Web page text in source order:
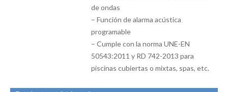
de ondas
– Función de alarma acústica
programable
– Cumple con la norma UNE-EN
50543:2011 y RD 742-2013 para
piscinas cubiertas o mixtas, spas, etc.